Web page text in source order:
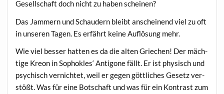
Gesell­schaft doch nicht zu haben scheinen?
Das Jam­mern und Schau­dern bleibt anschei­nend viel zu oft
in unse­ren Tagen. Es erfährt kei­ne Auf­lö­sung mehr.
Wie viel bes­ser hat­ten es da die alten Grie­chen! Der mäch­
ti­ge Kre­on in Sopho­kles‘ Anti­go­ne fällt. Er ist phy­sisch und
psy­chisch ver­nich­tet, weil er gegen gött­li­ches Gesetz ver­
stößt. Was für eine Bot­schaft und was für ein Kon­trast zum